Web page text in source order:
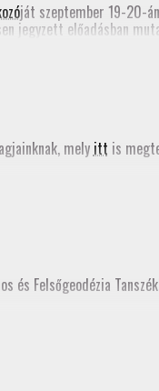
ját szeptember 19-20-
jegyzett előadásban
mely itt is
Felsőgeodézia